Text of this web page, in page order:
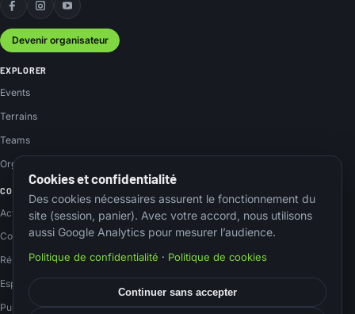
Facebook
Instagram
YouTube
Devenir organisateur
EXPLORER
Events
Terrains
Teams
Organisateurs
COMMUNAUTÉ
Actus
Contact
Réseaux sociaux
Espace membre
Publier un event
Cookies et confidentialité
Des cookies nécessaires assurent le fonctionnement du
site (session, panier). Avec votre accord, nous utilisons
aussi Google Analytics pour mesurer l’audience.
Politique de confidentialité · Politique de cookies
Continuer sans accepter